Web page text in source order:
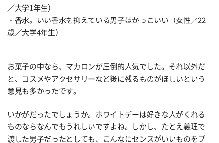
／大学1年生）
・香水。いい香水を抑えている男子はかっこいい（女性／22
歳／大学4年生）
お菓子の中なら、マカロンが圧倒的人気でした。それ以外だ
と、コスメやアクセサリーなど後に残るものがほしいという
意見も多かったです。
いかがだったでしょうか。ホワイトデーは好きな人がくれる
ものならなんでもうれしいですよね。しかし、たとえ義理で
渡した男子だったとしても、こんなにセンスがいいものをプ